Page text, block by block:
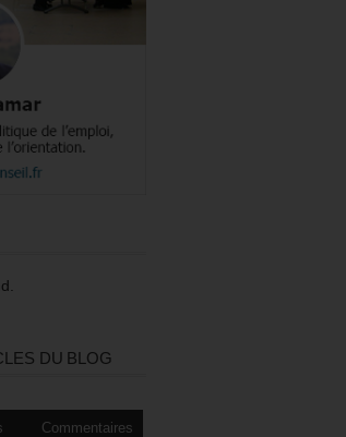
DU BLOG
Commentaires